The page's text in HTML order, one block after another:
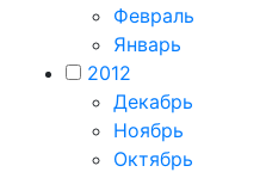
Февраль
Январь
2012
Декабрь
Ноябрь
Октябрь